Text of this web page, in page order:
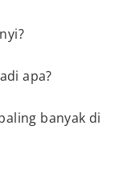
apa?
banyak di